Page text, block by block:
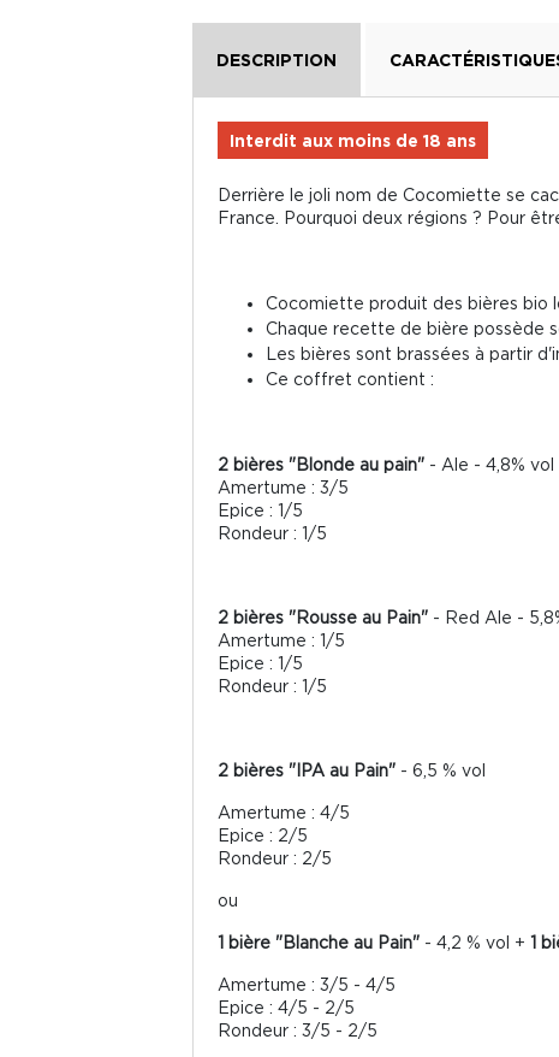
DESCRIPTION
Interdit aux moins de 18 ans
Derrière le joli nom de Cocomiette se
France. Pourquoi deux régions ? Pour
Cocomiette produit des bières bio
Chaque recette de bière possède
Les bières sont brassées à partir
Ce coffret contient :
2 bières "Blonde au pain" - Ale - 4,8% vol
Amertume : 3/5
Epice : 1/5
Rondeur : 1/5
2 bières "Rousse au Pain" - Red Ale -
Amertume : 1/5
Epice : 1/5
Rondeur : 1/5
2 bières "IPA au Pain" - 6,5 % vol
Amertume : 4/5
Epice : 2/5
Rondeur : 2/5
ou
1 bière "Blanche au Pain" - 4,2 % vol + 1
Amertume : 3/5 - 4/5
Epice : 4/5 - 2/5
Rondeur : 3/5 - 2/5